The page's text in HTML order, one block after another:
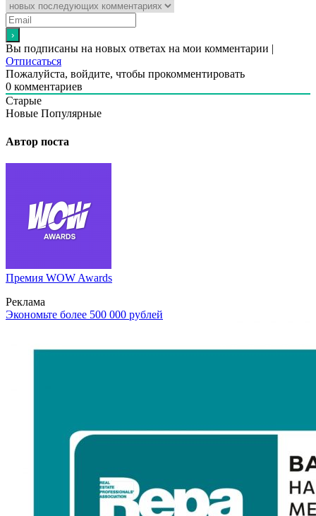
Вы подписаны на новых ответах на мои комментарии |
Отписаться
Пожалуйста, войдите, чтобы прокомментировать
0 комментариев
Старые
Новые Популярные
Автор поста
Премия WOW Awards
Реклама
Экономьте более 500 000 рублей